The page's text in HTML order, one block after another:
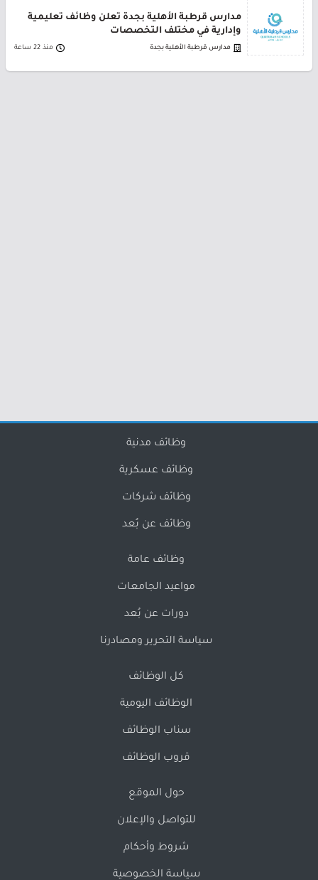
مدارس قرطبة الأهلية بجدة تعلن وظائف تعليمية
وإدارية في مختلف التخصصات
مدارس قرطبة الأهلية بجدة منذ 22 ساعة
وظائف مدنية
وظائف عسكرية
وظائف شركات
وظائف عن بُعد
وظائف عامة
مواعيد الجامعات
دورات عن بُعد
سياسة التحرير ومصادرنا
كل الوظائف
الوظائف اليومية
سناب الوظائف
قروب الوظائف
حول الموقع
للتواصل والإعلان
شروط وأحكام
سياسة الخصوصية